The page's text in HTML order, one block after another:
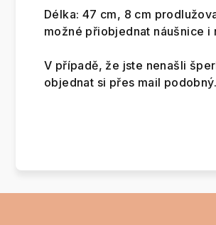
Délka: 47 cm, 8 cm
možné přiobjednat náušnice i
V případě, že jste nenašli
objednat si přes mail podobný.